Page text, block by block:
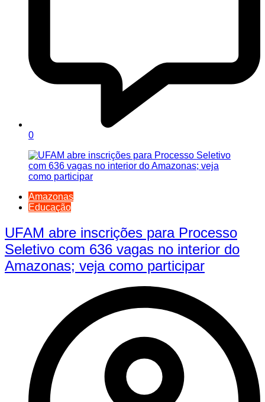
0
Amazonas
Educação
UFAM abre inscrições para Processo
Seletivo com 636 vagas no interior do
Amazonas; veja como participar